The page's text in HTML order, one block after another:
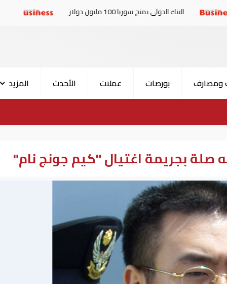
البنك الدولي يمنح سوريا 100 مليون دولار الإمارات
ومصارف بورصات عملات الأحدث المزيد
صلة بجريمة اغتيال "كيم جونج نام"